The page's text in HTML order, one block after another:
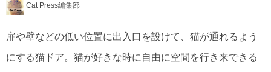
Cat Press編集部
扉や壁などの低い位置に出入口を設けて、猫が通れるよう
にする猫ドア。猫が好きな時に自由に空間を行き来できる